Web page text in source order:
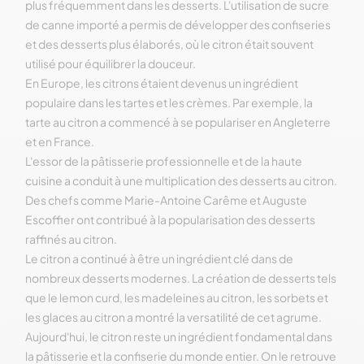
plus fréquemment dans les desserts. L'utilisation de sucre
de canne importé a permis de développer des confiseries
et des desserts plus élaborés, où le citron était souvent
utilisé pour équilibrer la douceur.
En Europe, les citrons étaient devenus un ingrédient
populaire dans les tartes et les crèmes. Par exemple, la
tarte au citron a commencé à se populariser en Angleterre
et en France.
L'essor de la pâtisserie professionnelle et de la haute
cuisine a conduit à une multiplication des desserts au citron.
Des chefs comme Marie-Antoine Carême et Auguste
Escoffier ont contribué à la popularisation des desserts
raffinés au citron.
Le citron a continué à être un ingrédient clé dans de
nombreux desserts modernes. La création de desserts tels
que le lemon curd, les madeleines au citron, les sorbets et
les glaces au citron a montré la versatilité de cet agrume.
Aujourd'hui, le citron reste un ingrédient fondamental dans
la pâtisserie et la confiserie du monde entier. On le retrouve